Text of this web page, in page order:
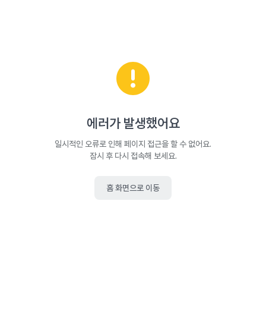
에러가 발생했어요
일시적인 오류로 인해 페이지 접근을 할 수 없어요.
잠시 후 다시 접속해 보세요.
홈 화면으로 이동